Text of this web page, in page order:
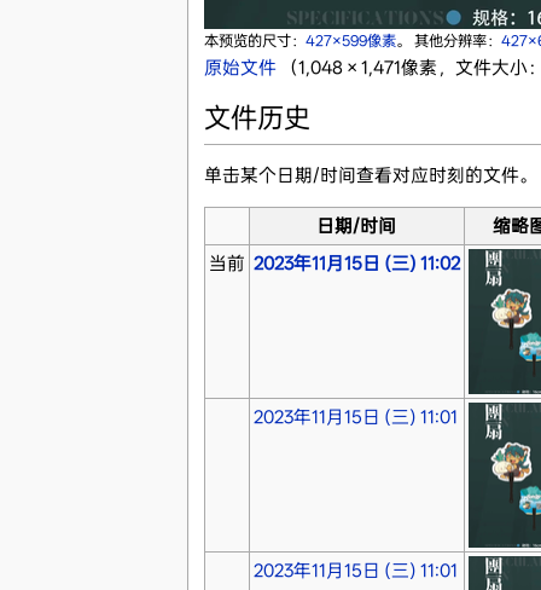
本预览的尺寸： 427×599像素。 其他分辨率：
原始文件‎ （1,048 × 1,471像素，文件大
文件历史
单击某个日期/时间查看对应时刻的文件。
日期/时间
缩略
当前 2023年11月15日 (三) 11:02
2023年11月15日 (三) 11:01
2023年11月15日 (三) 11:01